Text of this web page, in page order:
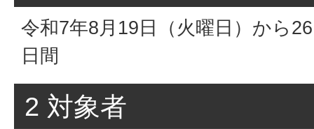
令和7年8月19日（火曜日）から
日間
2 対象者